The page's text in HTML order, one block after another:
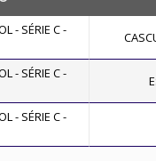
- SÉRIE C -
- SÉRIE C -
- SÉRIE C -